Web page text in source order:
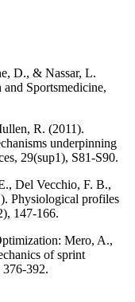
D., & Nassar, L.
Sportsmedicine,
R. (2011).
underpinning
29(sup1), S81-S90.
Del Vecchio, F. B.,
Physiological profiles
147-166.
Mero, A.,
of sprint
392.